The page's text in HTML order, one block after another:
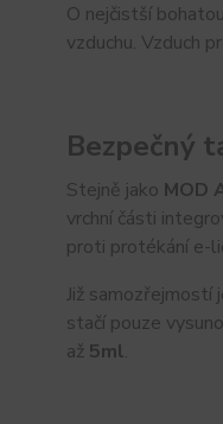
O nejčistší
vzduchu. Vzduch
Bezpečný
Stejně jako MOD
vrchní části
proti protékání e-
Již samozřejmostí
stačí pouze
až 5ml.